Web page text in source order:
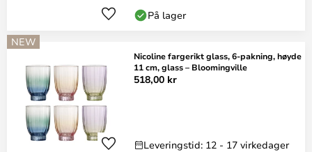
På lager
NEW
Nicoline fargerikt glass, 6-pakning, høyde
11 cm, glass – Bloomingville
518,00 kr
Leveringstid: 12 - 17 virkedager